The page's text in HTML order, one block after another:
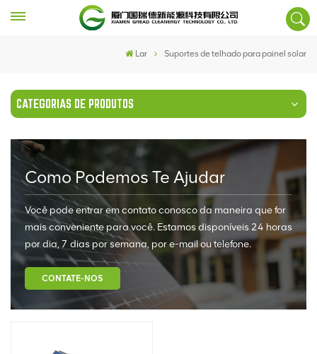
Lar Suportes de telhado para painel solar
CATEGORIAS DE PRODUTOS
Como Podemos Te Ajudar
Você pode entrar em contato conosco da maneira que for
mais conveniente para você. Estamos disponíveis 24 horas
por dia, 7 dias por semana, por e-mail ou telefone.
CONTATE-NOS